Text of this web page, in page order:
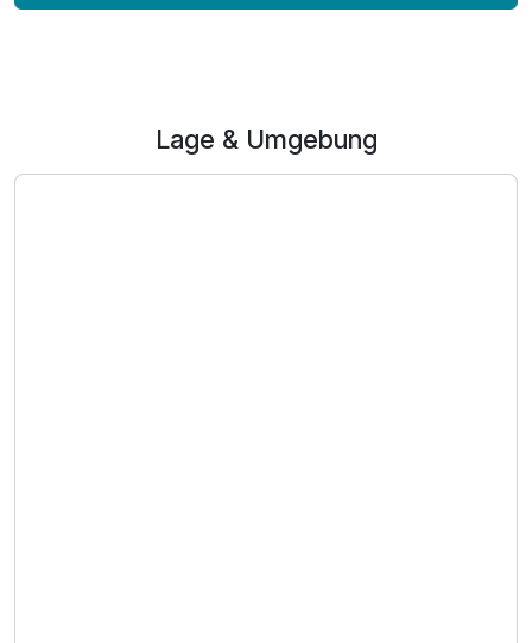
Lage & Umgebung